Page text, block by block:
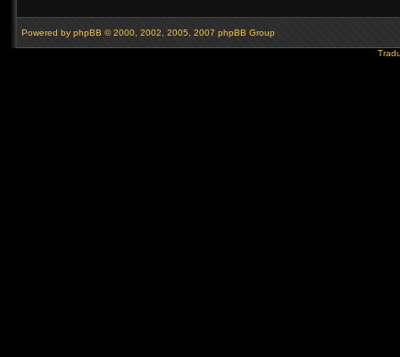
Powered by phpBB © 2000, 2002, 2005, 2007 phpBB Group